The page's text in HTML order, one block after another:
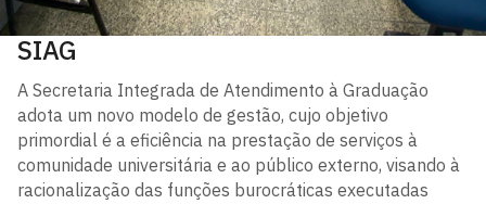
SIAG
A Secretaria Integrada de Atendimento à Graduação
adota um novo modelo de gestão, cujo objetivo
primordial é a eficiência na prestação de serviços à
comunidade universitária e ao público externo, visando à
racionalização das funções burocráticas executadas